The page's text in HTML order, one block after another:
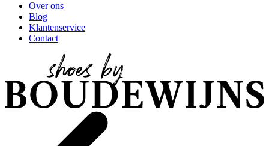
Over ons
Blog
Klantenservice
Contact